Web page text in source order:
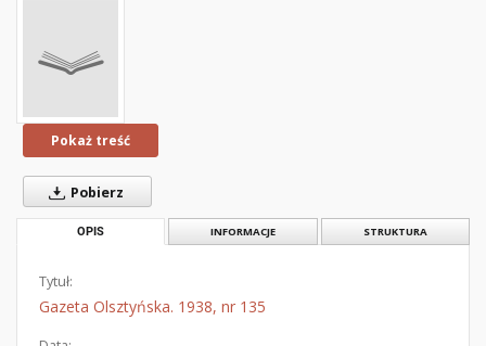
Pokaż treść
Pobierz
OPIS INFORMACJE STRUKTURA
Tytuł:
Gazeta Olsztyńska. 1938, nr 135